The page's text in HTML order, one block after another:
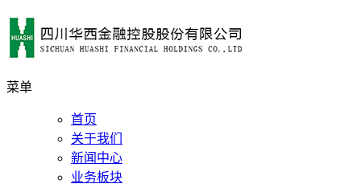
菜单
首页
关于我们
新闻中心
业务板块